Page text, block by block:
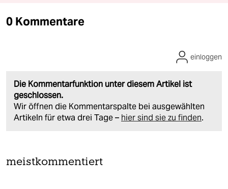
0 Kommentare
Die Kommentarfunktion unter diesem Artikel ist
geschlossen.
Wir öffnen die Kommentarspalte bei ausgewählten
Artikeln für etwa drei Tage – hier sind sie zu finden.
einloggen
meistkommentiert